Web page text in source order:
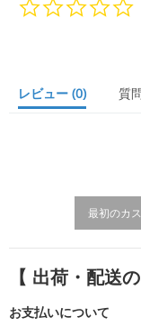
r
レビュー (0) 質
最初のカ
【 出荷・配送
お支払いについて